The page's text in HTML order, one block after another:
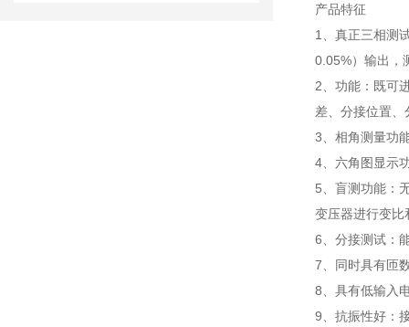
产品特征
1、真正三相测
0.05%）输出，
2、功能：既可
差、分接位置
3、相角测量功
4、六角图显示
5、盲测功能：
变压器进行变比
6、分接测试：
7、同时具有匝
8、具有低输入
9、抗振性好：